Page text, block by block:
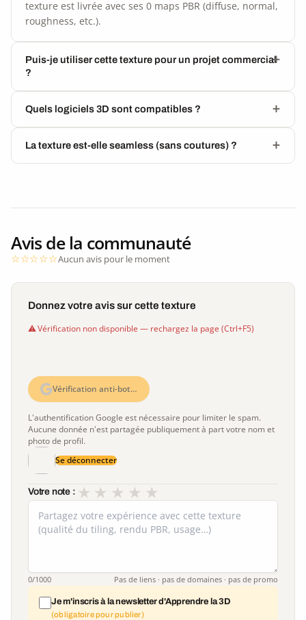
texture est livrée avec ses 0 maps PBR (diffuse, normal,
roughness, etc.).
Puis-je utiliser cette texture pour un projet commercial
?
Quels logiciels 3D sont compatibles ?
La texture est-elle seamless (sans coutures) ?
Avis de la communauté
Aucun avis pour le moment
Donnez votre avis sur cette texture
Vérification non disponible — rechargez la page (Ctrl+F5)
Vérification anti-bot…
L'authentification Google est nécessaire pour limiter le spam.
Aucune donnée n'est partagée publiquement à part votre nom et
photo de profil.
Se déconnecter
Votre note : ★
★
★
★
★
0/1000 Pas de liens · pas de domaines · pas de promo
Je m'inscris à la newsletter d'Apprendre la 3D
(obligatoire pour publier)